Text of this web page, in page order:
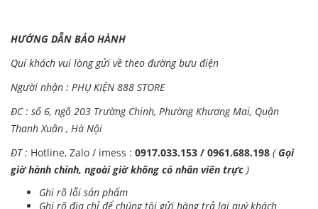
HƯỚNG DẪN BẢO HÀNH
Quí khách vui lòng gửi về theo đường bưu điện
Người nhận : PHỤ KIỆN 888 STORE
ĐC : số 6, ngõ 203 Trường Chinh, Phường Khương Mai, Quận
Thanh Xuân , Hà Nội
ĐT : Hotline, Zalo / imess : 0917.033.153 / 0961.688.198 ( Gọi
giờ hành chính, ngoài giờ không có nhân viên trực )
Ghi rõ lỗi sản phẩm
Ghi rõ địa chỉ để chúng tôi gửi hàng trả lại quý khách